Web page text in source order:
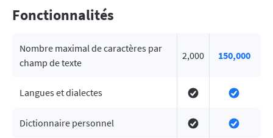
Fonctionnalités
Nombre maximal de caractères par
champ de texte
2,000 150,000
Langues et dialectes
Dictionnaire personnel